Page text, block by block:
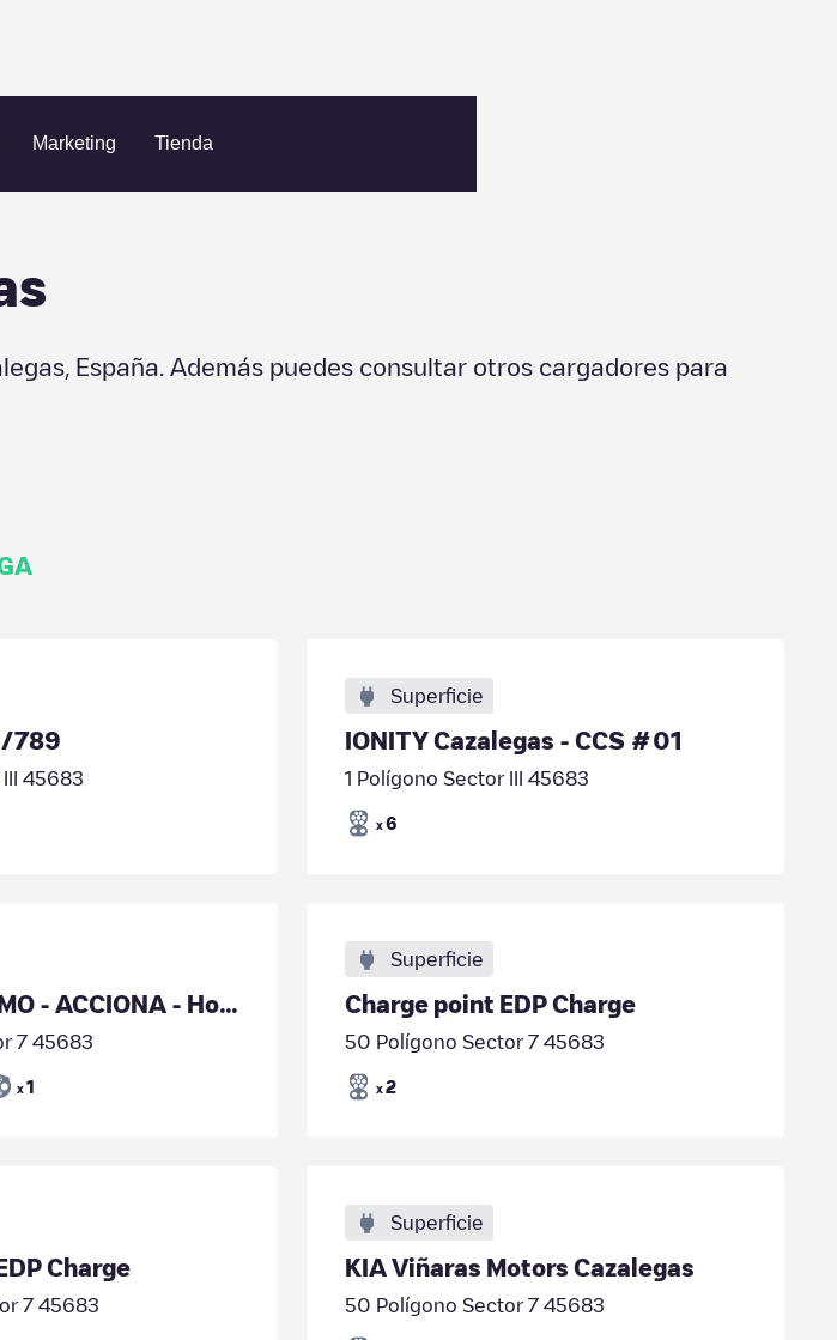
Marketing Tienda
España . Además puedes consultar otros cargadores para
789
45683
Superficie
IONITY Cazalegas - CCS #01
1 Polígono Sector III 45683
x 6
CCS y CHAdeMO - ACCIONA - Hostal Alfil
7 45683
x 1
Superficie
Charge point EDP Charge
50 Polígono Sector 7 45683
x 2
Charge
7 45683
Superficie
KIA Viñaras Motors Cazalegas
50 Polígono Sector 7 45683